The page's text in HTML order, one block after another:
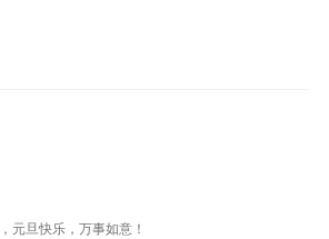
元旦快乐，万事如意！